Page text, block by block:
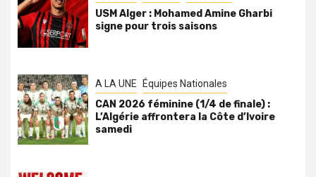
USM Alger : Mohamed Amine Gharbi
signe pour trois saisons
A LA UNE Équipes Nationales
CAN 2026 féminine (1/4 de finale) :
L’Algérie affrontera la Côte d’Ivoire
samedi